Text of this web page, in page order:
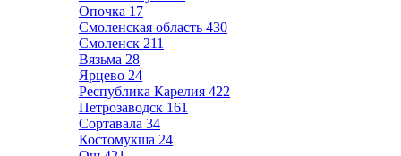
Опочка 17
Смоленская область 430
Смоленск 211
Вязьма 28
Ярцево 24
Республика Карелия 422
Петрозаводск 161
Сортавала 34
Костомукша 24